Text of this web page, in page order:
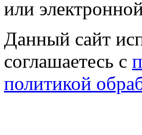
или
Данный сайт
соглашаетесь с
политикой